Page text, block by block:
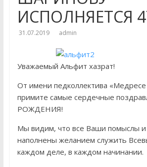
отделения
Ганиев принял
Всероссийской
«Камалийские
прошла в Уфе в
заочного
«Хусаиния»
уборку в
ИСПОЛНЯЕТСЯ
31.07.2019 admin
Уважаемый Альфит хазрат!
От имени педколлектива «Медресе
примите самые сердечные
РОЖДЕНИЯ!
Мы видим, что все Ваши помыслы и
наполнены желанием служить
каждом деле, в каждом начинании.